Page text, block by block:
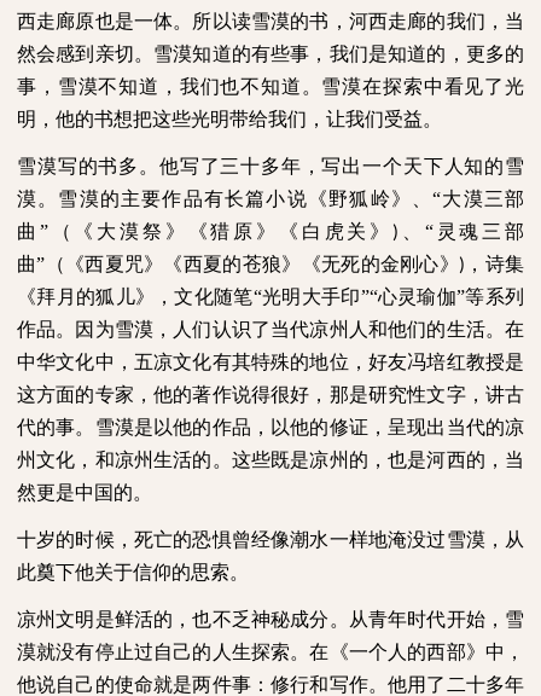
西走廊原也是一体。所以读雪漠的书，河西走廊的我们，当
然会感到亲切。雪漠知道的有些事，我们是知道的，更多的
事，雪漠不知道，我们也不知道。雪漠在探索中看见了光
明，他的书想把这些光明带给我们，让我们受益。
雪漠写的书多。他写了三十多年，写出一个天下人知的雪
漠。雪漠的主要作品有长篇小说《野狐岭》、“大漠三部
曲”（《大漠祭》《猎原》《白虎关》 ) 、“灵魂三部
曲”（《西夏咒》《西夏的苍狼》《无死的金刚心》 ) ，诗集
《拜月的狐儿》，文化随笔“光明大手印”“心灵瑜伽”等系列
作品。因为雪漠，人们认识了当代凉州人和他们的生活。在
中华文化中，五凉文化有其特殊的地位，好友冯培红教授是
这方面的专家，他的著作说得很好，那是研究性文字，讲古
代的事。雪漠是以他的作品，以他的修证，呈现出当代的凉
州文化，和凉州生活的。这些既是凉州的，也是河西的，当
然更是中国的。
十岁的时候，死亡的恐惧曾经像潮水一样地淹没过雪漠，从
此奠下他关于信仰的思索。
凉州文明是鲜活的，也不乏神秘成分。从青年时代开始，雪
漠就没有停止过自己的人生探索。在《一个人的西部》中，
他说自己的使命就是两件事：修行和写作。他用了二十多年